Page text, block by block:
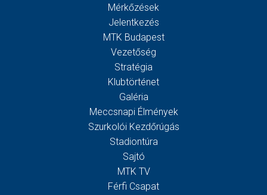
Mérkőzések
Jelentkezés
MTK Budapest
Vezetőség
Stratégia
Klubtörténet
Galéria
Meccsnapi Élmények
Szurkolói Kezdőrúgás
Stadiontúra
Sajtó
MTK TV
Férfi Csapat